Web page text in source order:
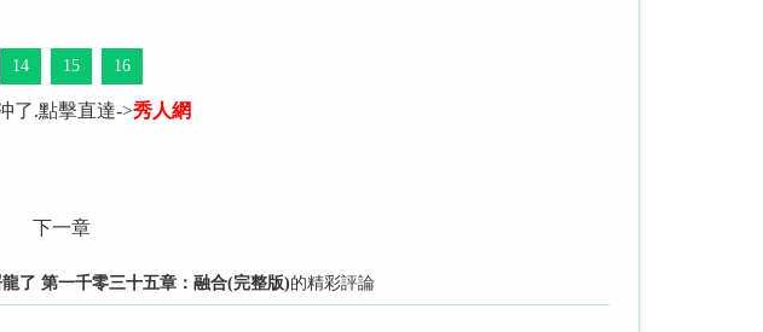
14 15 16
了.點擊直達->秀人網
下一章
了 第一千零三十五章：融合(完整版)的精彩評論